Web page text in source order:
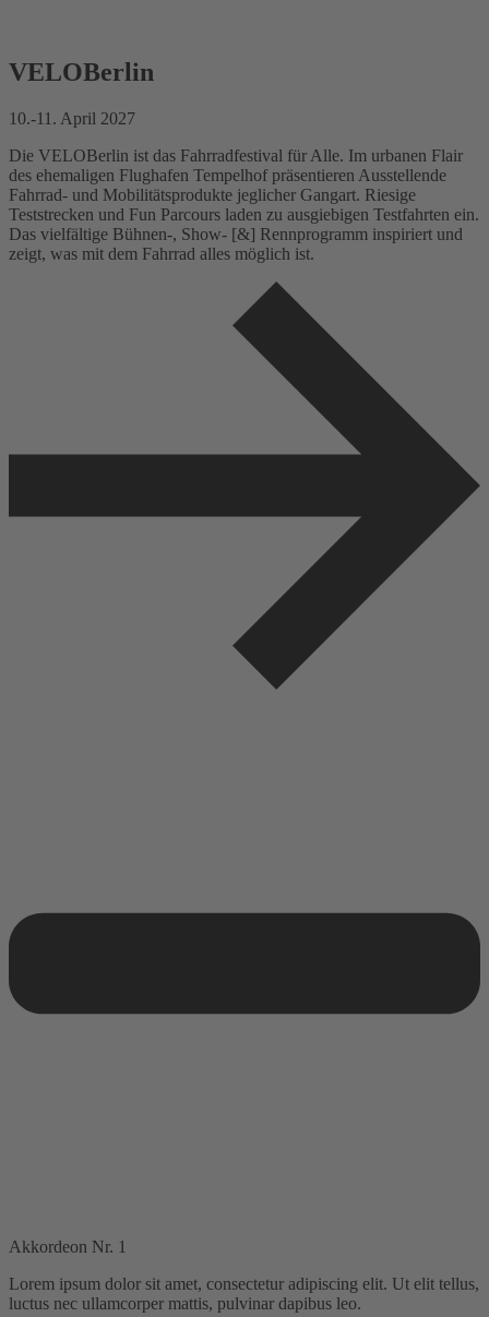
VELOBerlin
10.-11. April 2027
Die VELOBerlin ist das Fahrradfestival für Alle. Im urbanen Flair
des ehemaligen Flughafen Tempelhof präsentieren Ausstellende
Fahrrad- und Mobilitätsprodukte jeglicher Gangart. Riesige
Teststrecken und Fun Parcours laden zu ausgiebigen Testfahrten ein.
Das vielfältige Bühnen-, Show- [&] Rennprogramm inspiriert und
zeigt, was mit dem Fahrrad alles möglich ist.
Akkordeon Nr. 1
Lorem ipsum dolor sit amet, consectetur adipiscing elit. Ut elit tellus,
luctus nec ullamcorper mattis, pulvinar dapibus leo.